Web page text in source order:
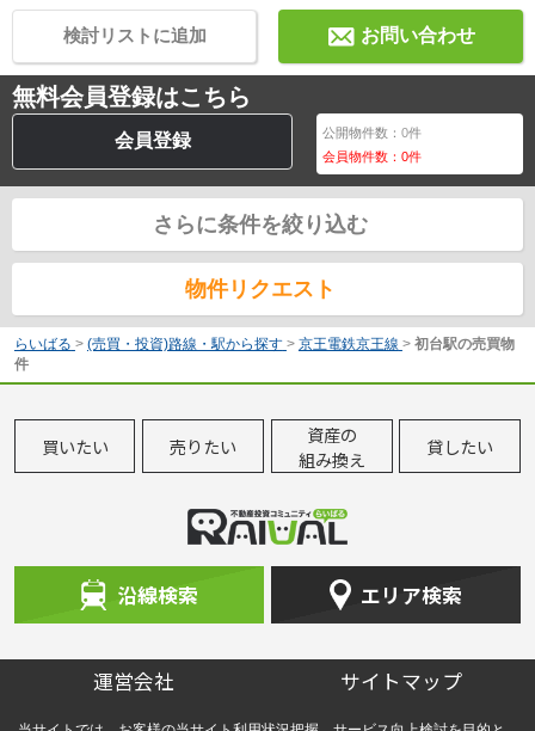
お問い合わせ
検討リストに追加
無料会員登録はこちら
会員登録 公開物件数：0件
会員物件数：0件
さらに条件を絞り込む
物件リクエスト
らいばる > (売買・投資)路線・駅から探す > 京王電鉄京王線 > 初台駅の売買物
件
買いたい 売りたい
資産の
組み換え
貸したい
沿線検索 エリア検索
運営会社 サイトマップ